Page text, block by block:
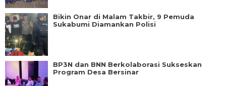
Bikin Onar di Malam Takbir, 9 Pemuda
Sukabumi Diamankan Polisi
BP3N dan BNN Berkolaborasi Sukseskan
Program Desa Bersinar